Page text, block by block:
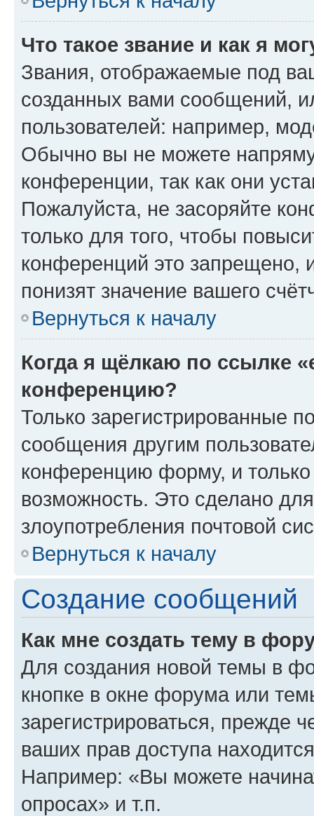
Что такое звание и как я
Звания, отображаемые под
созданных вами сообщений,
пользователей: например,
Обычно вы не можете
конференции, так как они
Пожалуйста, не засоряйте
только для того, чтобы
конференций это запрещено,
понизят значение вашего
Вернуться к началу
Когда я щёлкаю по ссылке
конференцию?
Только зарегистрированные
сообщения другим
конференцию форму, и
возможность. Это сделано
злоупотребления почтовой
Вернуться к началу
Создание сообщений
Как мне создать тему в
Для создания новой темы в
кнопке в окне форума или
зарегистрироваться, прежде
ваших прав доступа
Например: «Вы можете
опросах» и т.п.